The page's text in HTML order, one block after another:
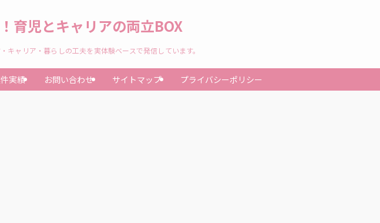
育児とキャリアの両立BOX
ャリア・暮らしの工夫を実体験ベースで発信しています。
実績 お問い合わせ サイトマップ プライバシーポリシー